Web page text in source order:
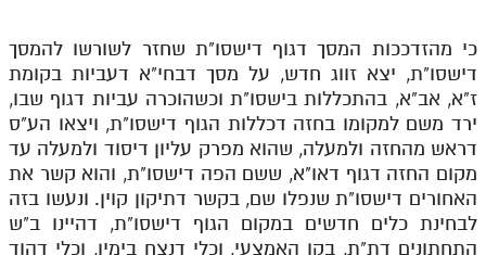
דף היומי בזוהר הקדוש
כי מהזדככות המסך דגוף דישסו"ת שחזר לשורשו להמסך
דישסו"ת, יצא זווג חדש, על מסך דבחי"א דעביות בקומת
ז"א, אב"א, בהתכללות בישסו"ת וכשהוכרה עביות דגוף שבו,
ירד משם למקומו בחזה דכללות הגוף דישסו"ת, ויצאו הע"ס
דראש מהחזה ולמעלה, שהוא מפרק עליון דיסוד ולמעלה עד
מקום החזה דגוף דאו"א, ששם הפה דישסו"ת, והוא קשר את
האחורים דישסו"ת שנפלו שם, בקשר דתיקון קוין. ונעשו בזה
לבחינת כלים חדשים במקום הגוף דישסו"ת, דהיינו ב"ש
התחתונים דת"ת, בקו האמצעי, וכלי דנצח בימין, וכלי דהוד